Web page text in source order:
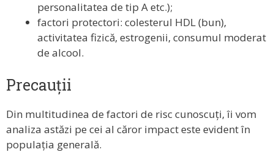
personalitatea de tip A etc.);
factori protectori: colesterul HDL (bun),
activitatea fizică, estrogenii, consumul moderat
de alcool.
Precauții
Din multitudinea de factori de risc cunoscuți, îi vom
analiza astăzi pe cei al căror impact este evident în
populația generală.